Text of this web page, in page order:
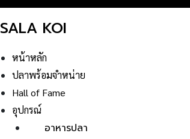
SALA KOI
หน้าหลัก
ปลาพร้อมจำหน่าย
Hall of Fame
อุปกรณ์
อาหารปลา